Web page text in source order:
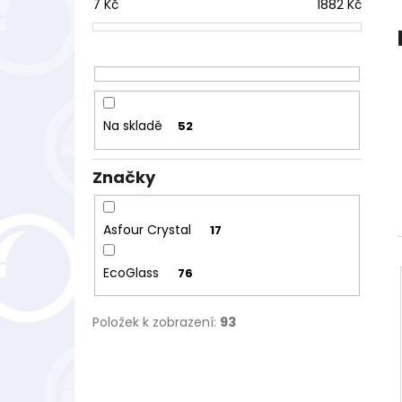
7 Kč 1882 Kč
Na skladě 52
Značky
Asfour Crystal 17
EcoGlass 76
Položek k zobrazení: 93